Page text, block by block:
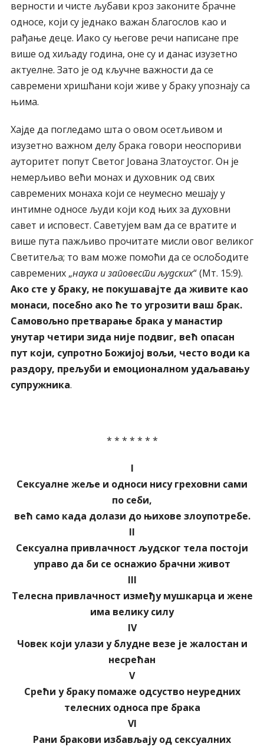
верности и чисте љубави кроз законите брачне
односе, који су једнако важан благослов као и
рађање деце. Иако су његове речи написане пре
више од хиљаду година, оне су и данас изузетно
актуелне. Зато је од кључне важности да се
савремени хришћани који живе у браку упознају са
њима.
Хајде да погледамо шта о овом осетљивом и
изузетно важном делу брака говори неоспориви
ауторитет попут Светог Јована Златоустог. Он је
немерљиво већи монах и духовник од свих
савремених монаха који се неумесно мешају у
интимне односе људи који код њих за духовни
савет и исповест. Саветујем вам да се вратите и
више пута пажљиво прочитате мисли овог великог
Светитеља; то вам може помоћи да се ослободите
савремених „наука и заповести људских“ (Мт. 15:9).
Ако сте у браку, не покушавајте да живите као
монаси, посебно ако ће то угрозити ваш брак.
Самовољно претварање брака у манастир
унутар четири зида није подвиг, већ опасан
пут који, супротно Божијој вољи, често води ка
раздору, прељуби и емоционалном удаљавању
супружника.
* * * * * * *
I
Сексуалне жеље и односи нису греховни сами
по себи,
већ само када долази до њихове злоупотребе.
II
Сексуална привлачност људског тела постоји
управо да би се оснажио брачни живот
III
Телесна привлачност између мушкарца и жене
има велику силу
IV
Човек који улази у блудне везе је жалостан и
несрећан
V
Срећи у браку помаже одсуство неуредних
телесних односа пре брака
VI
Рани бракови избављају од сексуалних